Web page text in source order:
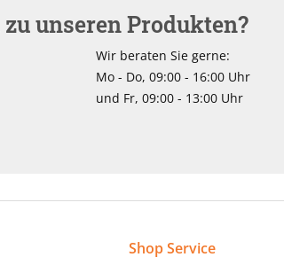
unseren Produkten?
Wir beraten Sie gerne:
Mo - Do, 09:00 - 16:00 Uhr
und Fr, 09:00 - 13:00 Uhr
Shop Service